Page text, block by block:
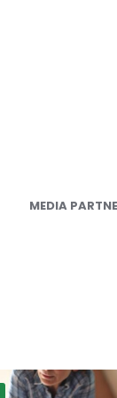
MEDIA